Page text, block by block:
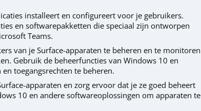
installeert en configureert voor je gebruikers.
en softwarepakketten die speciaal zijn ontworpen
Teams.
van je Surface-apparaten te beheren en te monitoren
Gebruik de beheerfuncties van Windows 10 en
toegangsrechten te beheren.
apparaten en zorg ervoor dat je ze goed beheert
10 en andere softwareoplossingen om apparaten te